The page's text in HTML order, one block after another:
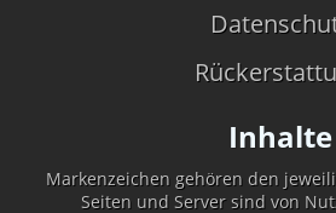
Inhalte
Markenzeichen gehören den
Seiten und Server sind von